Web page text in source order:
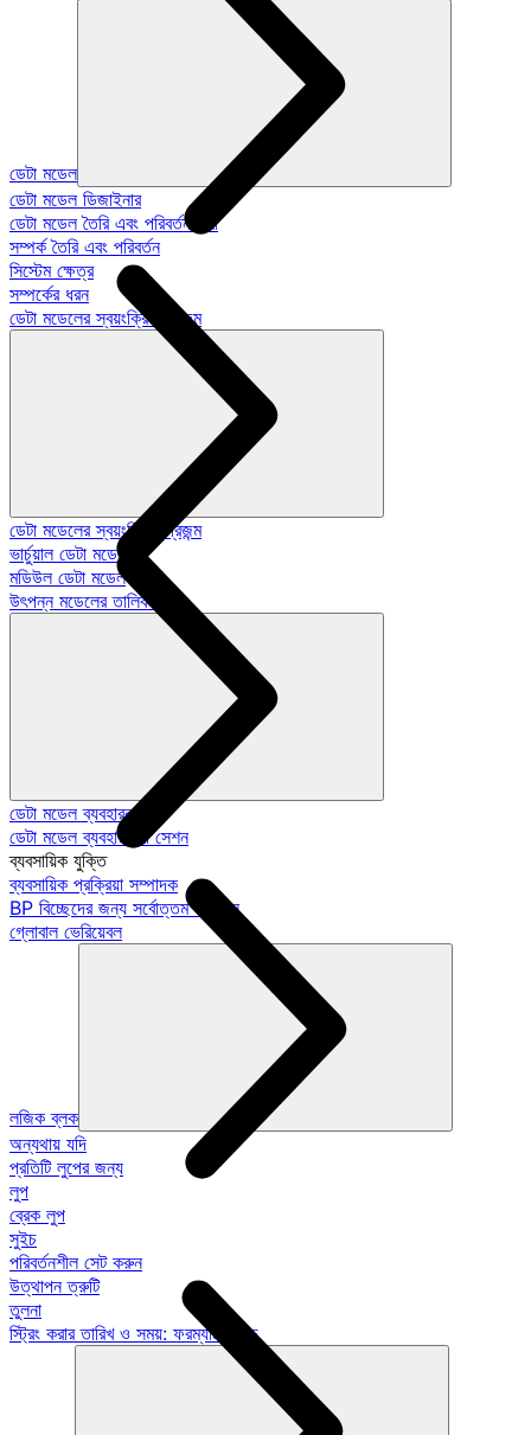
ডেটা মডেল
ডেটা মডেল ডিজাইনার
ডেটা মডেল তৈরি এবং পরিবর্তন করা
সম্পর্ক তৈরি এবং পরিবর্তন
সিস্টেম ক্ষেত্র
সম্পর্কের ধরন
ডেটা মডেলের স্বয়ংক্রিয়-প্রজন্ম
ডেটা মডেলের স্বয়ংক্রিয়-প্রজন্ম
ভার্চুয়াল ডেটা মডেল
মডিউল ডেটা মডেল
উৎপন্ন মডেলের তালিকা
ডেটা মডেল ব্যবহারকারী
ডেটা মডেল ব্যবহারকারী সেশন
ব্যবসায়িক যুক্তি
ব্যবসায়িক প্রক্রিয়া সম্পাদক
BP বিচ্ছেদের জন্য সর্বোত্তম অভ্যাস
গ্লোবাল ভেরিয়েবল
লজিক ব্লক
অন্যথায় যদি
প্রতিটি লুপের জন্য
লুপ
ব্রেক লুপ
সুইচ
পরিবর্তনশীল সেট করুন
উত্থাপন ত্রুটি
তুলনা
স্ট্রিং করার তারিখ ও সময়: ফরম্যাট গাইড